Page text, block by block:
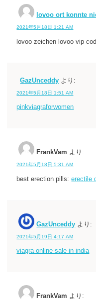
lovoo ort konnte
2021年5月18日 1:21 AM
lovoo zeichen lovoo vip
GazUnceddy より:
2021年5月18日 1:51 AM
pinkviagraforwomen
FrankVam より:
2021年5月18日 5:31 AM
best erection pills:erectile
GazUnceddy より:
2021年5月19日 4:17 AM
viagra online sale in india
FrankVam より: